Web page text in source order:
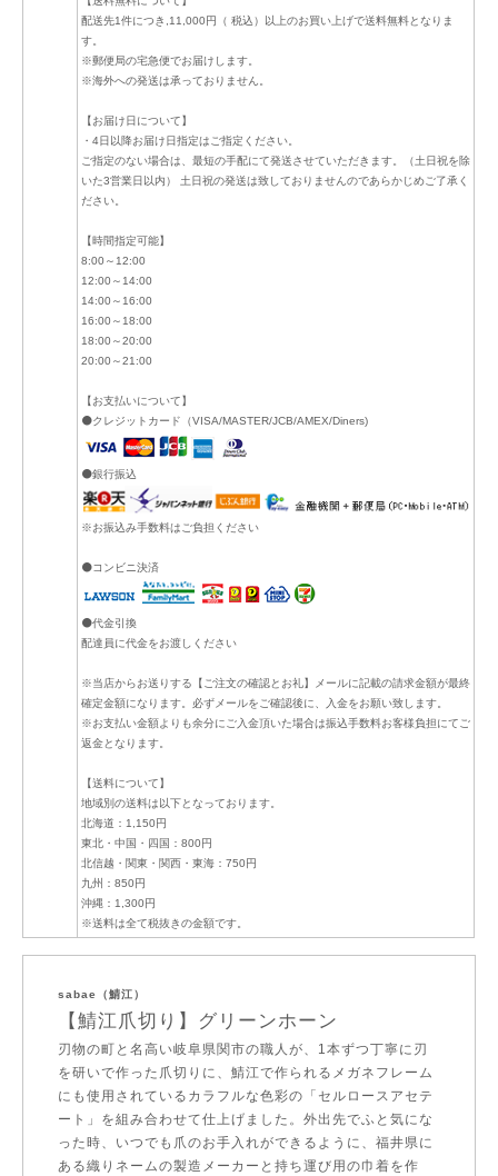
配送先1件につき,11,000円（ 税込）以上のお買い上げで送料無料となりま
す。
※郵便局の宅急便でお届けします。
※海外への発送は承っておりません。
【お届け日について】
・4日以降お届け日指定はご指定ください。
ご指定のない場合は、最短の手配にて発送させていただきます。（土日祝を除
いた3営業日以内） 土日祝の発送は致しておりませんのであらかじめご了承く
ださい。
【時間指定可能】
8:00～12:00
12:00～14:00
14:00～16:00
16:00～18:00
18:00～20:00
20:00～21:00
【お支払いについて】
⚫クレジットカード（VISA/MASTER/JCB/AMEX/Diners)
⚫銀行振込
※お振込み手数料はご負担ください
⚫コンビニ決済
⚫代金引換
配達員に代金をお渡しください
※当店からお送りする【ご注文の確認とお礼】メールに記載の請求金額が最終
確定金額になります。必ずメールをご確認後に、入金をお願い致します。
※お支払い金額よりも余分にご入金頂いた場合は振込手数料お客様負担にてご
返金となります。
【送料について】
地域別の送料は以下となっております。
北海道：1,150円
東北・中国・四国：800円
北信越・関東・関西・東海：750円
九州：850円
沖縄：1,300円
※送料は全て税抜きの金額です。
sabae（鯖江）
【鯖江爪切り】グリーンホーン
刃物の町と名高い岐阜県関市の職人が、1本ずつ丁寧に刃
を研いで作った爪切りに、鯖江で作られるメガネフレーム
にも使用されているカラフルな色彩の「セルロースアセテ
ート」を組み合わせて仕上げました。外出先でふと気にな
った時、いつでも爪のお手入れができるように、福井県に
ある織りネームの製造メーカーと持ち運び用の巾着を作